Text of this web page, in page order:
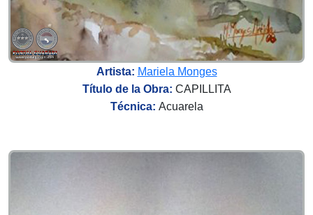
Artista: Mariela Monges
Título de la Obra: CAPILLITA
Técnica: Acuarela